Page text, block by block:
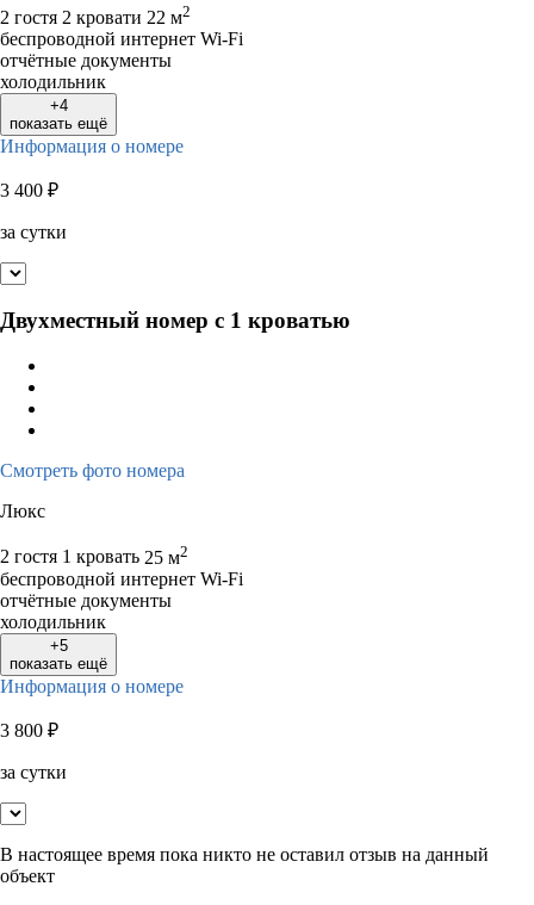
2 гостя 2 кровати 22 м2
беспроводной интернет Wi-Fi
отчётные документы
холодильник
+4
показать ещё
Информация о номере
3 400 ₽
за сутки
Двухместный номер с 1 кроватью
Смотреть фото номера
Люкс
2 гостя 1 кровать 25 м2
беспроводной интернет Wi-Fi
отчётные документы
холодильник
+5
показать ещё
Информация о номере
3 800 ₽
за сутки
В настоящее время пока никто не оставил отзыв на данный
объект